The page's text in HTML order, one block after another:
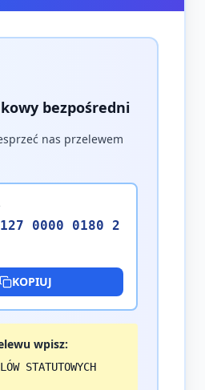
bezpośredni
nas przelewem
0000 0180 2
KOPIUJ
wpisz:
STATUTOWYCH